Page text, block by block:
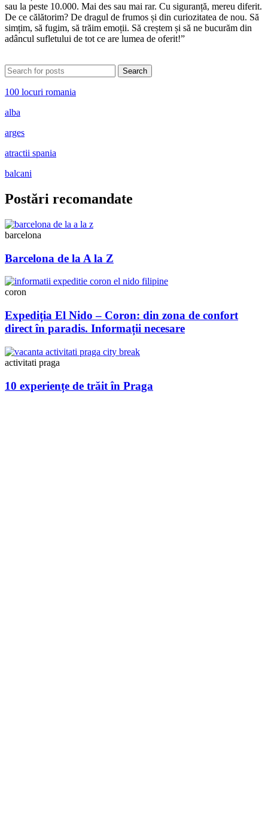
sau la peste 10.000. Mai des sau mai rar. Cu siguranță, mereu diferit.
De ce călătorim? De dragul de frumos și din curiozitatea de nou. Să
simțim, să fugim, să trăim emoții. Să creștem și să ne bucurăm din
adâncul sufletului de tot ce are lumea de oferit!”
Search
100 locuri romania
alba
arges
atractii spania
balcani
Postări recomandate
barcelona
Barcelona de la A la Z
coron
Expediția El Nido – Coron: din zona de confort
direct în paradis. Informații necesare
activitati praga
10 experiențe de trăit în Praga